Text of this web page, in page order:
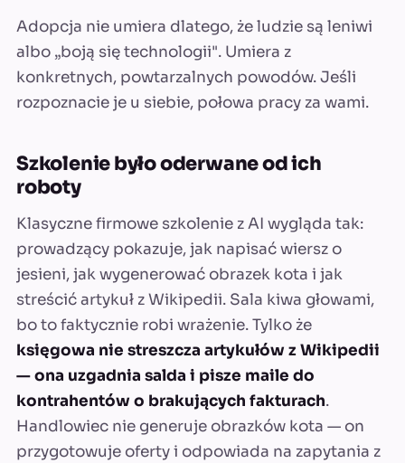
Adopcja nie umiera dlatego, że ludzie są leniwi
albo „boją się technologii". Umiera z
konkretnych, powtarzalnych powodów. Jeśli
rozpoznacie je u siebie, połowa pracy za wami.
Szkolenie było oderwane od ich
roboty
Klasyczne firmowe szkolenie z AI wygląda tak:
prowadzący pokazuje, jak napisać wiersz o
jesieni, jak wygenerować obrazek kota i jak
streścić artykuł z Wikipedii. Sala kiwa głowami,
bo to faktycznie robi wrażenie. Tylko że
księgowa nie streszcza artykułów z Wikipedii
— ona uzgadnia salda i pisze maile do
kontrahentów o brakujących fakturach.
Handlowiec nie generuje obrazków kota — on
przygotowuje oferty i odpowiada na zapytania z